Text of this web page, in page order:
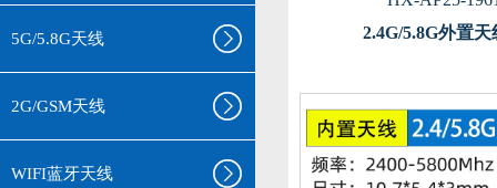
5G/5.8G天线
2G/GSM天线
WIFI蓝牙天线
2.4G/5.8G外置